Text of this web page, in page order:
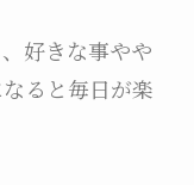
好きな事やや
ると毎日が楽